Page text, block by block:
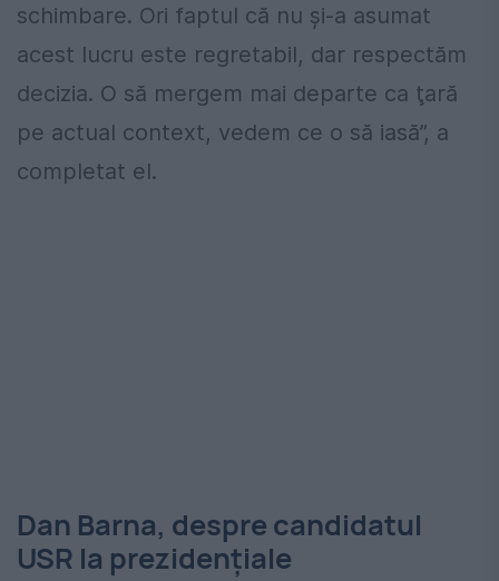
schimbare. Ori faptul că nu şi-a asumat
acest lucru este regretabil, dar respectăm
decizia. O să mergem mai departe ca ţară
pe actual context, vedem ce o să iasă”, a
completat el.
Dan Barna, despre candidatul
USR la prezidențiale